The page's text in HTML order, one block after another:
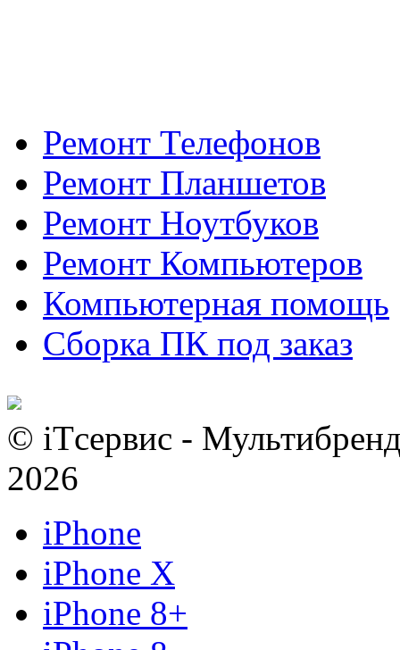
Ремонт Телефонов
Ремонт Планшетов
Ремонт Ноутбуков
Ремонт Компьютеров
Компьютерная помощь
Сборка ПК под заказ
© iTсервис -
2026
iPhone
iPhone X
iPhone 8+